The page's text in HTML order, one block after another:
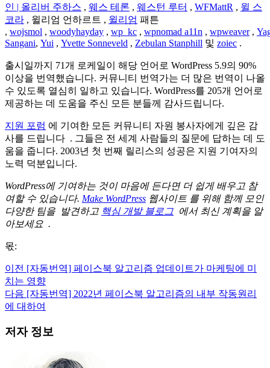
인 | 올리버 주하스 , 웨스 테론 , 웨스턴 루터 , WFMattR , 윌 스
코라 , 윌리엄 언하르트 , 윌리엄 패튼
, wojsmol , woodyhayday , wp_kc , wpnomad a11n , wpweaver,
Sangani, Yui , Yvette Sonneveld , Zebulan Stanphill 및 zoiec .
출시일까지 71개 로케일이 해당 언어로 WordPress 5.9의 90%
이상을 번역했습니다. 커뮤니티 번역가는 더 많은 번역이 나올
수 있도록 열심히 일하고 있습니다. WordPress를 205개 언어로
제공하는 데 도움을 주신 모든 분들께 감사드립니다.
지원 포럼 에 기여한 모든 커뮤니티 자원 봉사자에게 깊은 감
사를 드립니다 . 그들은 전 세계 사람들의 질문에 답하는 데 도
움을 줍니다. 2003년 첫 번째 릴리스의 성공은 지원 기여자의
노력 덕분입니다.
WordPress에 기여하는 것이 마음에 든다면 더 쉽게 배우고 참
여할 수 있습니다. Make WordPress 웹사이트 를 위해 함께 모인
다양한 팀을 발견하고 핵심 개발 블로그 에서 최신 계획을 알
아보세요 .
몫:
이전 [자동번역] 페이스북 알고리즘 업데이트가 마케팅에 미
치는 영향
다음 [자동번역] 2022년 페이스북 알고리즘의 내부 작동원리
에 대하여
저자 정보